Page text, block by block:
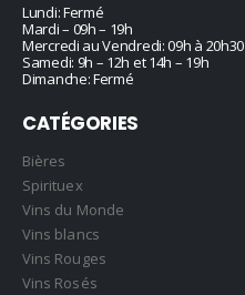
Lundi: Fermé
Mardi – 09h – 19h
Mercredi au Vendredi: 09h à 20h30
Samedi: 9h – 12h et 14h – 19h
Dimanche: Fermé
CATÉGORIES
Bières
Spirituex
Vins du Monde
Vins blancs
Vins Rouges
Vins Rosés